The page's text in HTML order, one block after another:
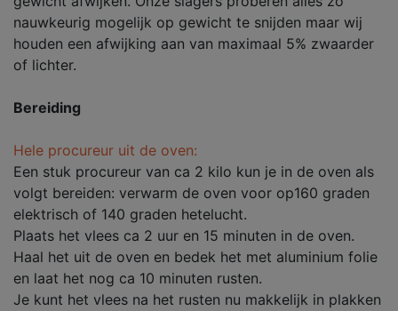
nauwkeurig mogelijk op gewicht te snijden maar wij
houden een afwijking aan van maximaal 5% zwaarder
of lichter.
Bereiding
Hele procureur uit de oven:
Een stuk procureur van ca 2 kilo kun je in de oven als
volgt bereiden: verwarm de oven voor op160 graden
elektrisch of 140 graden hetelucht.
Plaats het vlees ca 2 uur en 15 minuten in de oven.
Haal het uit de oven en bedek het met aluminium folie
en laat het nog ca 10 minuten rusten.
Je kunt het vlees na het rusten nu makkelijk in plakken